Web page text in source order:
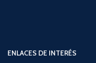
ENLACES DE INTERÉS